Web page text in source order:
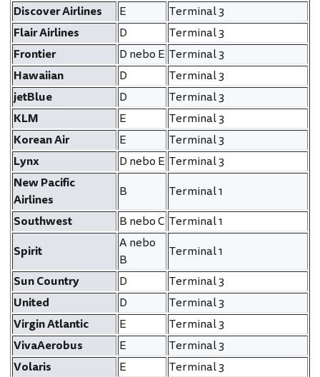
Discover Airlines
E
Terminal 3
Flair Airlines
D
Terminal 3
Frontier
D nebo E Terminal 3
Hawaiian
D
Terminal 3
jetBlue
D
Terminal 3
KLM
E
Terminal 3
Korean Air
E
Terminal 3
Lynx
D nebo E Terminal 3
New Pacific
Airlines
B
Terminal 1
Southwest
B nebo C Terminal 1
Spirit
A nebo
B
Terminal 1
Sun Country
D
Terminal 3
United
D
Terminal 3
Virgin Atlantic
E
Terminal 3
VivaAerobus
E
Terminal 3
Volaris
E
Terminal 3